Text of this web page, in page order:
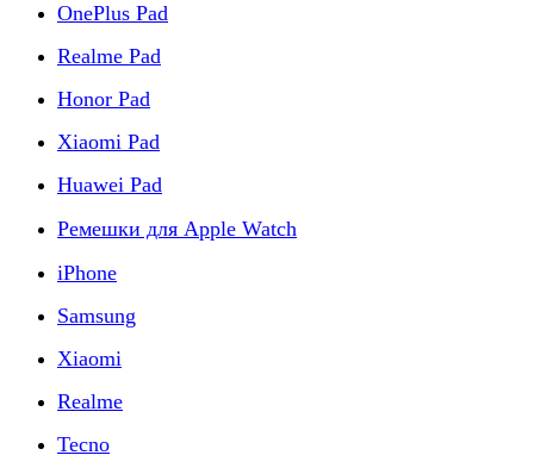
OnePlus Pad
Realme Pad
Honor Pad
Xiaomi Pad
Huawei Pad
Ремешки для Apple Watch
iPhone
Samsung
Xiaomi
Realme
Tecno